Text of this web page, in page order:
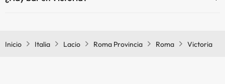
Inicio Italia Lacio Roma Provincia Roma Victoria